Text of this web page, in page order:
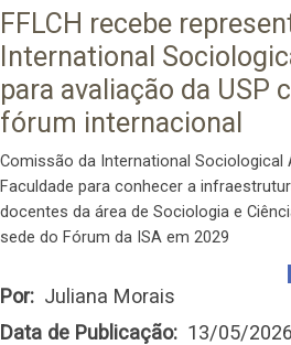
FFLCH recebe
International
para avaliação da USP
fórum internacional
Comissão da International
Faculdade para conhecer a
docentes da área de Sociologia e
sede do Fórum da ISA em 2029
Por
Juliana Morais
Data de Publicação
13/05/2026